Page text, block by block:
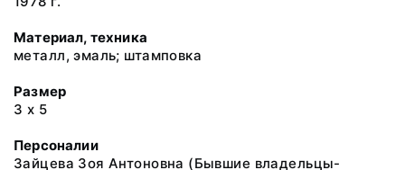
Материал, техника
металл, эмаль; штамповка
Размер
3 х 5
Персоналии
Зайцева Зоя Антоновна (Бывшие владельцы-